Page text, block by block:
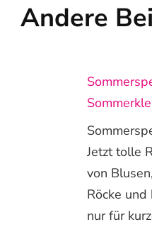
Andere
Jetzt tolle
von
Röcke und
nur für